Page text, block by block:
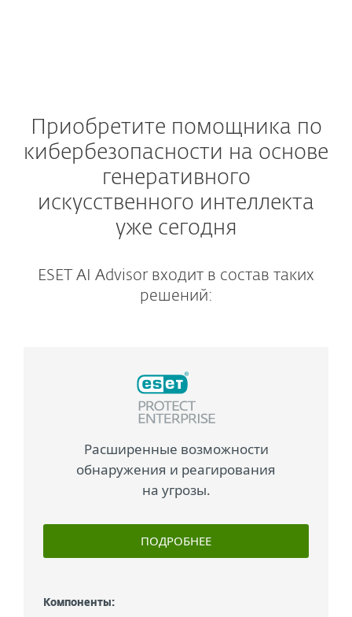
Приобретите помощника по
кибербезопасности на основе
генеративного
искусственного интеллекта
уже сегодня
ESET AI Advisor входит в состав таких
решений:
Расширенные возможности
обнаружения и реагирования
на угрозы.
ПОДРОБНЕЕ
Компоненты: